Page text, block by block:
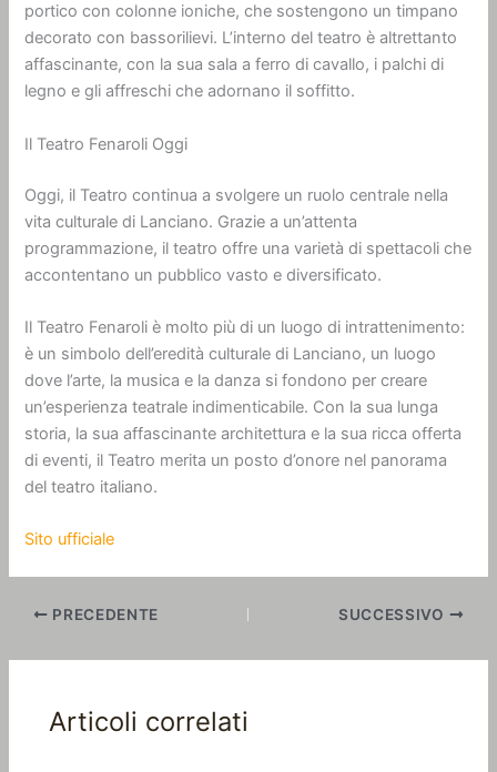
portico con colonne ioniche, che sostengono un timpano
decorato con bassorilievi. L’interno del teatro è altrettanto
affascinante, con la sua sala a ferro di cavallo, i palchi di
legno e gli affreschi che adornano il soffitto.
Il Teatro Fenaroli Oggi
Oggi, il Teatro continua a svolgere un ruolo centrale nella
vita culturale di Lanciano. Grazie a un’attenta
programmazione, il teatro offre una varietà di spettacoli che
accontentano un pubblico vasto e diversificato.
Il Teatro Fenaroli è molto più di un luogo di intrattenimento:
è un simbolo dell’eredità culturale di Lanciano, un luogo
dove l’arte, la musica e la danza si fondono per creare
un’esperienza teatrale indimenticabile. Con la sua lunga
storia, la sua affascinante architettura e la sua ricca offerta
di eventi, il Teatro merita un posto d’onore nel panorama
del teatro italiano.
Sito ufficiale
PRECEDENTE SUCCESSIVO
Articoli correlati